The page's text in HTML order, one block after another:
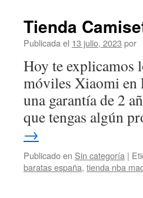
Tienda
Publicada el 13 julio, 2023 por
Hoy te explicamos
móviles Xiaomi en
una garantía de 2
que tengas algún
→
Publicado en Sin categoría |
baratas españa, tienda nba